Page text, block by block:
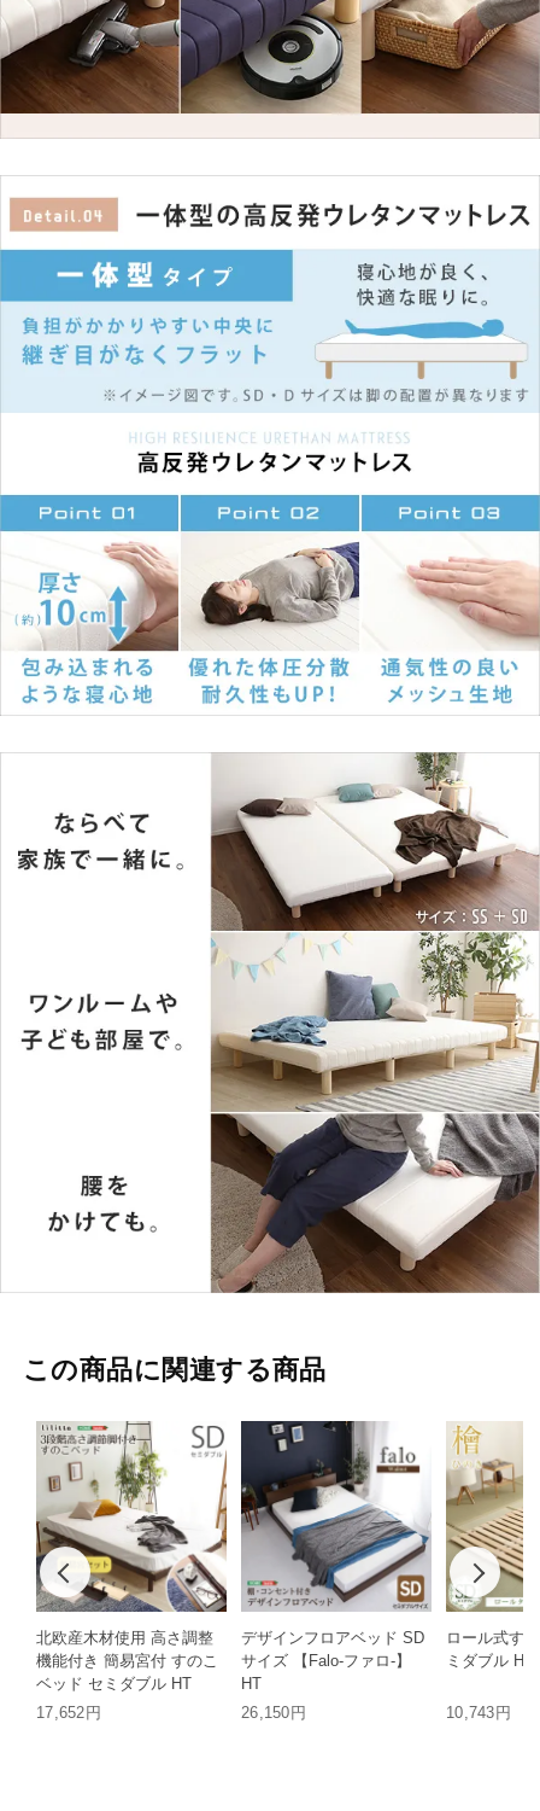
この商品に関連する商品
北欧産木材使用 高さ調整
機能付き 簡易宮付 すのこ
ベッド セミダブル HT
17,652円
デザインフロアベッド SD
サイズ 【Falo-ファロ-】
HT
26,150円
ロール式す
ミダブル HT
10,743円